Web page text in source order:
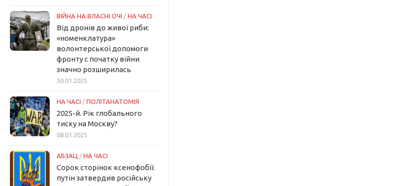
ВІЙНА НА ВЛАСНІ ОЧІ / НА ЧАСІ
Від дронів до живої риби:
«номенклатура»
волонтерської допомоги
фронту с початку війни
значно розширилась
30.01.2025
НА ЧАСІ / ПОЛІТАНАТОМІЯ
2025-й. Рік глобального
тиску на Москву?
08.01.2025
АБЗАЦ / НА ЧАСІ
Сорок сторінок ксенофобії:
путін затвердив російську